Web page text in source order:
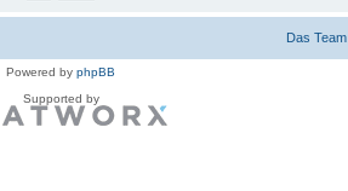
Das Team
Powered by phpBB
Supported by